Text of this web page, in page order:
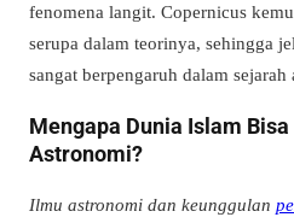
fenomena langit. Copernicus
serupa dalam teorinya, sehingga
sangat berpengaruh dalam
Mengapa Dunia Islam
Astronomi?
Ilmu astronomi dan keunggulan